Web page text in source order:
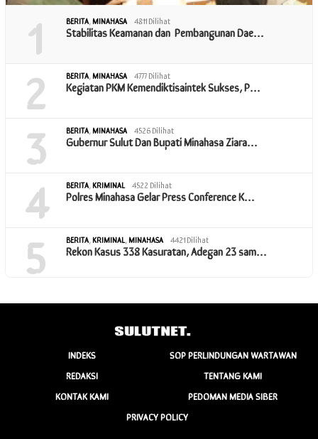
1 BERITA,MINAHASA 4811 Dilihat
Stabilitas Keamanan dan Pembangunan Dae…
2 BERITA,MINAHASA 4777 Dilihat
Kegiatan PKM Kemendiktisaintek Sukses, P…
3 BERITA,MINAHASA 4526 Dilihat
Gubernur Sulut Dan Bupati Minahasa Ziara…
4 BERITA,KRIMINAL 4522 Dilihat
Polres Minahasa Gelar Press Conference K…
5 BERITA,KRIMINAL,MINAHASA 4421 Dilihat
Rekon Kasus 338 Kasuratan, Adegan 23 sam…
INDEKS
SOP PERLINDUNGAN WARTAWAN
REDAKSI
TENTANG KAMI
KONTAK KAMI
PEDOMAN MEDIA SIBER
PRIVACY POLICY